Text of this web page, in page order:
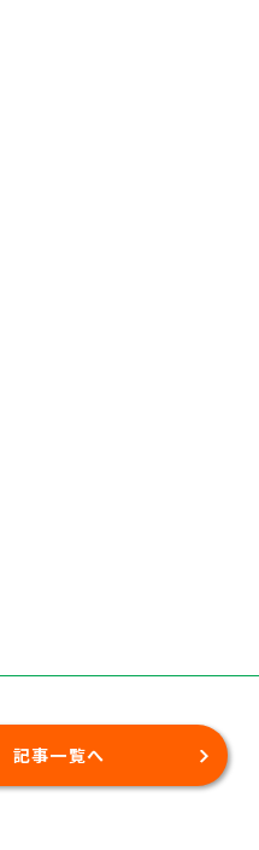
記事一覧へ